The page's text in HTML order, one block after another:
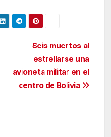
Seis muertos al
estrellarse una
avioneta militar en el
centro de Bolivia